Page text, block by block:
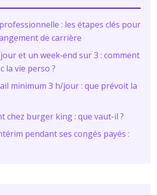
: les étapes clés pour
de carrière
et un week‑end sur 3 : comment
la vie perso ?
minimum 3 h/jour : que prévoit la
chez burger king : que vaut-il ?
pendant ses congés payés :